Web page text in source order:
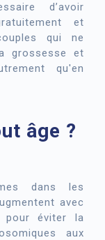
d’avoir
et
qui ne
grossesse et
qu'en
âge ?
dans les
avec
pour éviter la
aux